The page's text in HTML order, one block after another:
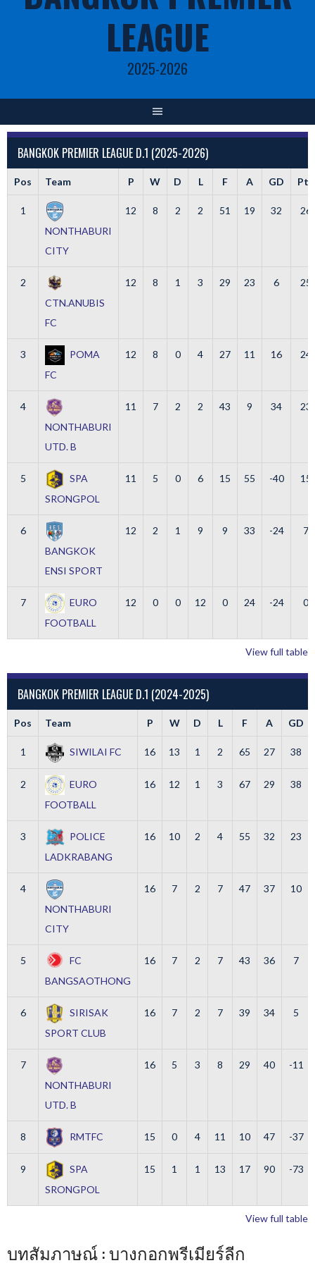
LEAGUE
2025-2026
BANGKOK PREMIER LEAGUE D.1 (2025-2026)
Pos Team P W D L F A GD Pts
1
NONTHABURI
CITY
12 8 2 2 51 19 32 26
2
CTN.ANUBIS
FC
12 8 1 3 29 23 6 25
3
POMA
FC
12 8 0 4 27 11 16 24
4
NONTHABURI
UTD. B
11 7 2 2 43 9 34 23
5
SPA
SRONGPOL
11 5 0 6 15 55 -40 15
6
BANGKOK
ENSI SPORT
12 2 1 9 9 33 -24 7
7
EURO
FOOTBALL
12 0 0 12 0 24 -24 0
View full table
BANGKOK PREMIER LEAGUE D.1 (2024-2025)
Pos Team P W D L F A GD
1 SIWILAI FC 16 13 1 2 65 27 38
2
EURO
FOOTBALL
16 12 1 3 67 29 38
3
POLICE
LADKRABANG
16 10 2 4 55 32 23
4
NONTHABURI
CITY
16 7 2 7 47 37 10
5
FC
BANGSAOTHONG
16 7 2 7 43 36 7
6
SIRISAK
SPORT CLUB
16 7 2 7 39 34 5
7
NONTHABURI
UTD. B
16 5 3 8 29 40 -11
8 RMTFC 15 0 4 11 10 47 -37
9
SPA
SRONGPOL
15 1 1 13 17 90 -73
View full table
บทสัมภาษณ์ : บางกอกพรีเมียร์ลีก